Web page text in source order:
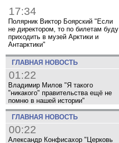
17:34
Полярник Виктор Боярский "Если
не директором, то по билетам буду
приходить в музей Арктики и
Антарктики"
ГЛАВНАЯ НОВОСТЬ
01:22
Владимир Милов "Я такого
"никакого" правительства ещё не
помню в нашей истории"
ГЛАВНАЯ НОВОСТЬ
00:22
Александр Конфисахор "Церковь